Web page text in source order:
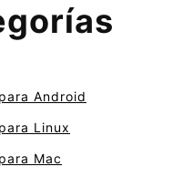
Android
Linux
Mac